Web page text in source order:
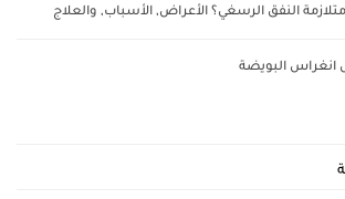
النفق الرسغي؟ الأعراض, الأسباب, والعلاج
انغراس البويضة